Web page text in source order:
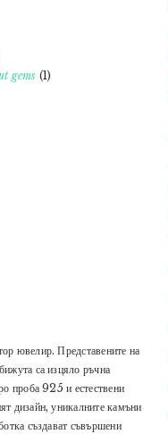
gems (1)
ювелир. Представените на
са изцяло ръчна
проба 925 и естествени
дизайн, уникалните камъни
създават съвършени